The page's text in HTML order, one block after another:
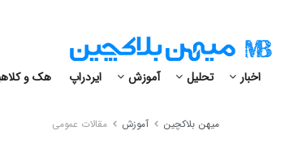
اخبار تحلیل آموزش ایردراپ هک و
میهن بلاکچین آموزش مقالات عمومی